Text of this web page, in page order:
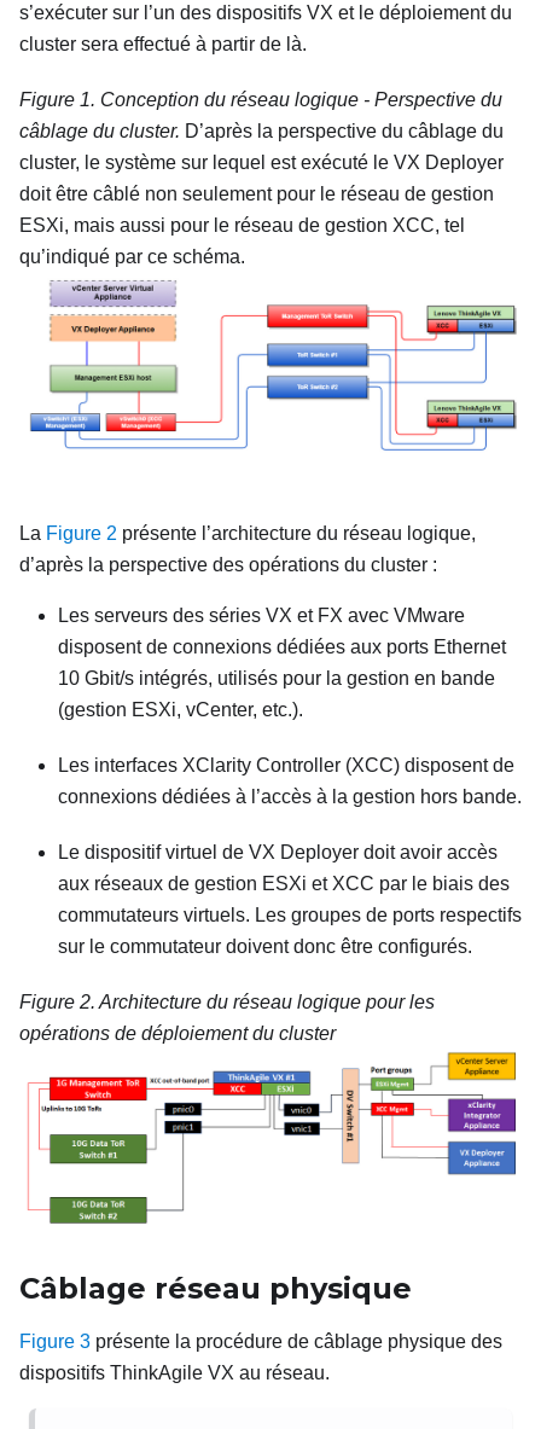
s’exécuter sur l’un des dispositifs VX et le déploiement du
cluster sera effectué à partir de là.
Figure 1. Conception du réseau logique - Perspective du
câblage du cluster. D’après la perspective du câblage du
cluster, le système sur lequel est exécuté le VX Deployer
doit être câblé non seulement pour le réseau de gestion
ESXi, mais aussi pour le réseau de gestion XCC, tel
qu’indiqué par ce schéma.
La Figure 2 présente l’architecture du réseau logique,
d’après la perspective des opérations du cluster :
Les serveurs des séries VX et FX avec VMware
disposent de connexions dédiées aux ports Ethernet
10 Gbit/s intégrés, utilisés pour la gestion en bande
(gestion ESXi, vCenter, etc.).
Les interfaces XClarity Controller (XCC) disposent de
connexions dédiées à l’accès à la gestion hors bande.
Le dispositif virtuel de VX Deployer doit avoir accès
aux réseaux de gestion ESXi et XCC par le biais des
commutateurs virtuels. Les groupes de ports respectifs
sur le commutateur doivent donc être configurés.
Figure 2. Architecture du réseau logique pour les
opérations de déploiement du cluster
Câblage réseau physique
Figure 3 présente la procédure de câblage physique des
dispositifs ThinkAgile VX au réseau.